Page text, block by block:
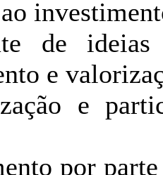
ideias e
e
e
por parte